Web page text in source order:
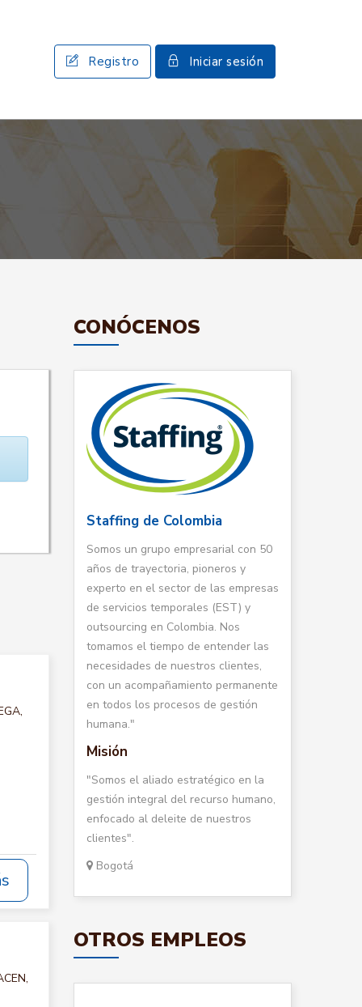
Registro Iniciar sesión
CONÓCENOS
Staffing de Colombia
Somos un grupo empresarial con 50
años de trayectoria, pioneros y
experto en el sector de las empresas
de servicios temporales (EST) y
outsourcing en Colombia. Nos
tomamos el tiempo de entender las
necesidades de nuestros clientes,
con un acompañamiento permanente
en todos los procesos de gestión
humana."
Misión
"Somos el aliado estratégico en la
gestión integral del recurso humano,
enfocado al deleite de nuestros
clientes".
Bogotá
OTROS EMPLEOS